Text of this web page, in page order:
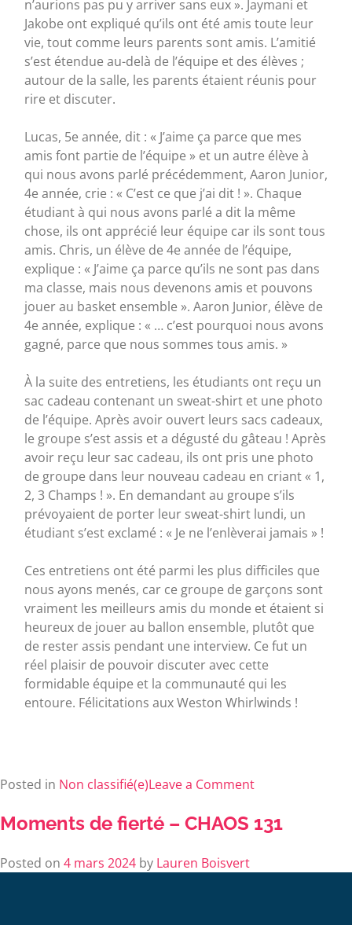
n’aurions pas pu y arriver sans eux ». Jaymani et
Jakobe ont expliqué qu’ils ont été amis toute leur
vie, tout comme leurs parents sont amis. L’amitié
s’est étendue au-delà de l’équipe et des élèves ;
autour de la salle, les parents étaient réunis pour
rire et discuter.
Lucas, 5e année, dit : « J’aime ça parce que mes
amis font partie de l’équipe » et un autre élève à
qui nous avons parlé précédemment, Aaron Junior,
4e année, crie : « C’est ce que j’ai dit ! ». Chaque
étudiant à qui nous avons parlé a dit la même
chose, ils ont apprécié leur équipe car ils sont tous
amis. Chris, un élève de 4e année de l’équipe,
explique : « J’aime ça parce qu’ils ne sont pas dans
ma classe, mais nous devenons amis et pouvons
jouer au basket ensemble ». Aaron Junior, élève de
4e année, explique : « … c’est pourquoi nous avons
gagné, parce que nous sommes tous amis. »
À la suite des entretiens, les étudiants ont reçu un
sac cadeau contenant un sweat-shirt et une photo
de l’équipe. Après avoir ouvert leurs sacs cadeaux,
le groupe s’est assis et a dégusté du gâteau ! Après
avoir reçu leur sac cadeau, ils ont pris une photo
de groupe dans leur nouveau cadeau en criant « 1,
2, 3 Champs ! ». En demandant au groupe s’ils
prévoyaient de porter leur sweat-shirt lundi, un
étudiant s’est exclamé : « Je ne l’enlèverai jamais » !
Ces entretiens ont été parmi les plus difficiles que
nous ayons menés, car ce groupe de garçons sont
vraiment les meilleurs amis du monde et étaient si
heureux de jouer au ballon ensemble, plutôt que
de rester assis pendant une interview. Ce fut un
réel plaisir de pouvoir discuter avec cette
formidable équipe et la communauté qui les
entoure. Félicitations aux Weston Whirlwinds !
Posted in Non classifié(e)Leave a Comment
Moments de fierté – CHAOS 131
Posted on 4 mars 2024 by Lauren Boisvert